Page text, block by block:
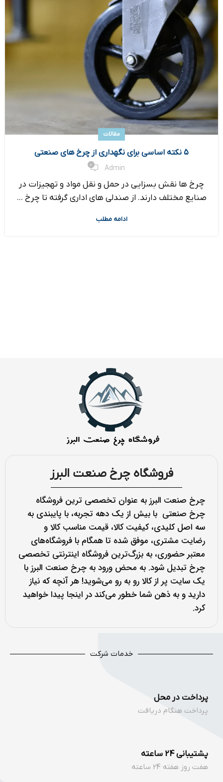
مقالات
۵ نکته اساسی برای نگهداری از چرخ های صنعتی
Admin
0
چرخ ها نقش بسزایی در حمل و نقل مواد و تهجیزات در
صنایع مختلف دارند. از صندلی های اداری گرفته تا چرخ ...
ادامه مطلب
فروشگاه چرخ صنعت البرز
چرخ صنعت البرز به عنوان تخصصی ترین فروشگاه
چرخ صنعتی با بیش از یک دهه تجربه، با پایبندی به
سه اصل کلیدی، کیفیت کالا، قیمت مناسب کالا و
رضایت مشتری، موفق شده تا همگام با فروشگاه‌های
معتبر حضوری، به بزرگ‌ترین فروشگاه اینترنتی تخصصی
چرخ تبدیل شود. به محض ورود به چرخ صنعت البرز با
یک سایت پر از کالا رو به رو می‌شوید! هر آنچه که نیاز
دارید و به ذهن شما خطور می‌کند در اینجا پیدا خواهید
کرد.
خدمات شرکت
پرداخت در محل
پرداخت هنگام دریافت
پشتیبانی 24 ساعته
هفت روز هفته 24 ساعته